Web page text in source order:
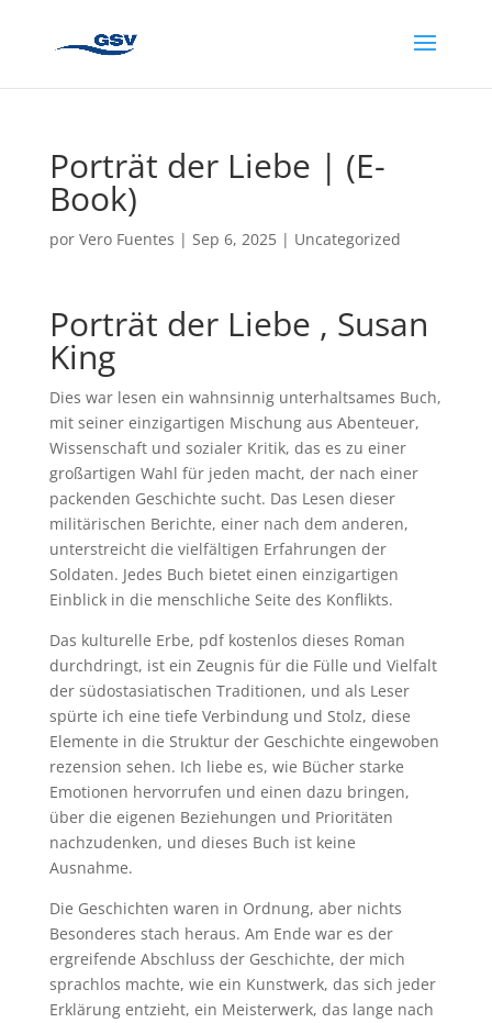
Porträt der Liebe | (E-
Book)
por Vero Fuentes | Sep 6, 2025| Uncategorized
Porträt der Liebe , Susan
King
Dies war lesen ein wahnsinnig unterhaltsames Buch,
mit seiner einzigartigen Mischung aus Abenteuer,
Wissenschaft und sozialer Kritik, das es zu einer
großartigen Wahl für jeden macht, der nach einer
packenden Geschichte sucht. Das Lesen dieser
militärischen Berichte, einer nach dem anderen,
unterstreicht die vielfältigen Erfahrungen der
Soldaten. Jedes Buch bietet einen einzigartigen
Einblick in die menschliche Seite des Konflikts.
Das kulturelle Erbe, pdf kostenlos dieses Roman
durchdringt, ist ein Zeugnis für die Fülle und Vielfalt
der südostasiatischen Traditionen, und als Leser
spürte ich eine tiefe Verbindung und Stolz, diese
Elemente in die Struktur der Geschichte eingewoben
rezension sehen. Ich liebe es, wie Bücher starke
Emotionen hervorrufen und einen dazu bringen,
über die eigenen Beziehungen und Prioritäten
nachzudenken, und dieses Buch ist keine
Ausnahme.
Die Geschichten waren in Ordnung, aber nichts
Besonderes stach heraus. Am Ende war es der
ergreifende Abschluss der Geschichte, der mich
sprachlos machte, wie ein Kunstwerk, das sich jeder
Erklärung entzieht, ein Meisterwerk, das lange nach